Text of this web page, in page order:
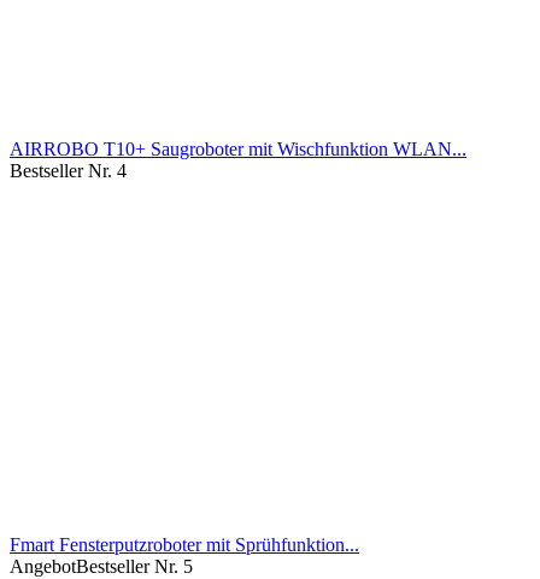
AIRROBO T10+ Saugroboter mit Wischfunktion WLAN...
Bestseller Nr. 4
Fmart Fensterputzroboter mit Sprühfunktion...
AngebotBestseller Nr. 5